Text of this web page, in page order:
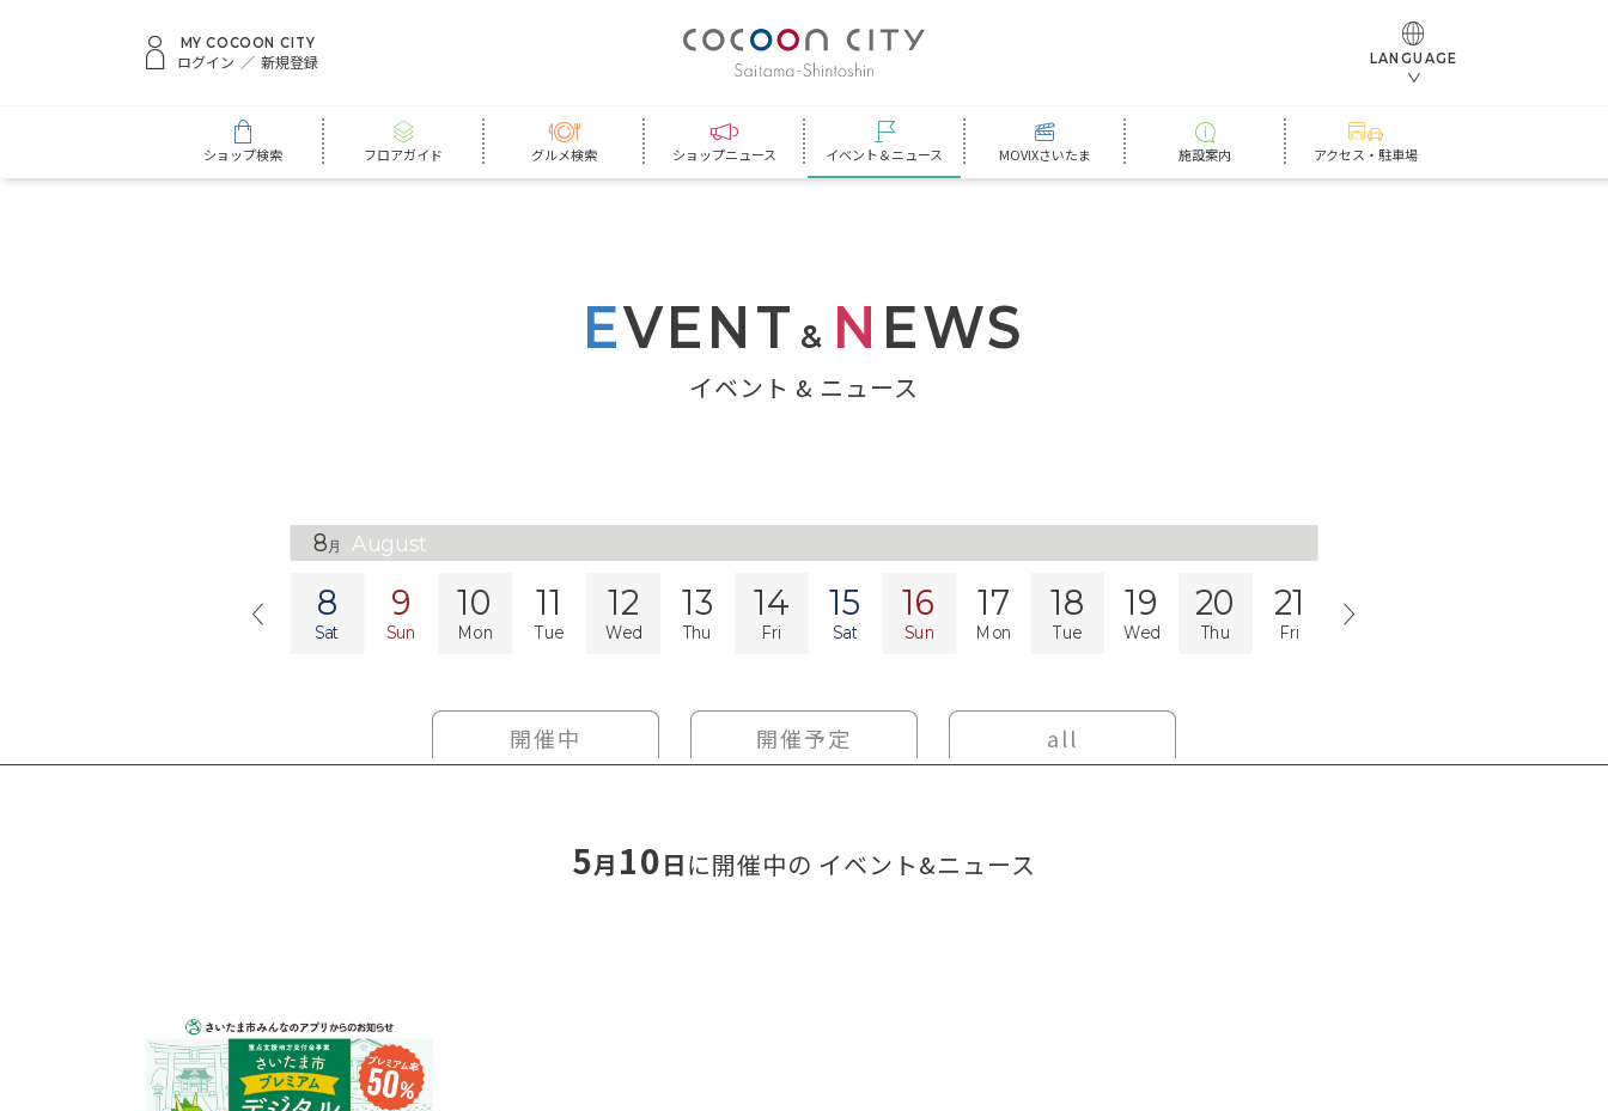
MY COCOON CITY
ログイン 新規登録 LANGUAGE
ショップ検索 フロアガイド グルメ検索 ショップニュース イベント＆ニュース MOVIXさいたま 施設案内 アクセス・駐車場
EVENT & N EWS
イベント & ニュース
8 月 August
8 月 August
8
Sat
9
Sun
10
Mon
11
Tue
12
Wed
13
Thu
14
Fri
15
Sat
16
Sun
17
Mon
18
Tue
19
Wed
20
Thu
21
Fri
22
開催中 開催予定 all
5月 10日に開催中の イベント&ニュース